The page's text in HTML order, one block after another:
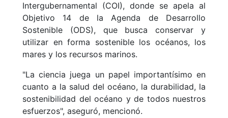
Intergubernamental (COI), donde se apela al
Objetivo 14 de la Agenda de Desarrollo
Sostenible (ODS), que busca conservar y
utilizar en forma sostenible los océanos, los
mares y los recursos marinos.
"La ciencia juega un papel importantísimo en
cuanto a la salud del océano, la durabilidad, la
sostenibilidad del océano y de todos nuestros
esfuerzos", aseguró, mencionó.